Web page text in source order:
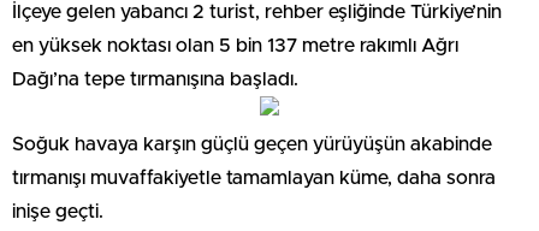
İlçeye gelen yabancı 2 turist, rehber eşliğinde Türkiye’nin
en yüksek noktası olan 5 bin 137 metre rakımlı Ağrı
Dağı’na tepe tırmanışına başladı.
Soğuk havaya karşın güçlü geçen yürüyüşün akabinde
tırmanışı muvaffakiyetle tamamlayan küme, daha sonra
inişe geçti.